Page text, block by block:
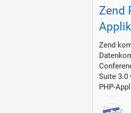
Zend
Zend
Suite 3.0
PHP-